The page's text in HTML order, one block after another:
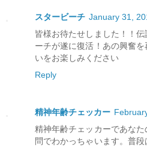
スタービーチ January 31,
皆様お待たせしました！！
ーチが遂に復活！あの興奮
いをお楽しみください
Reply
精神年齢チェッカー
精神年齢チェッカーであな
問でわかっちゃいます。普